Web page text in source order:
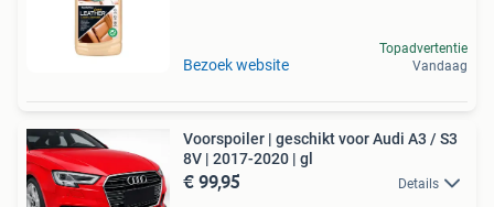
Bezoek website
Topadvertentie
Vandaag
Voorspoiler | geschikt voor Audi A3 / S3
8V | 2017-2020 | gl
€ 99,95 Details